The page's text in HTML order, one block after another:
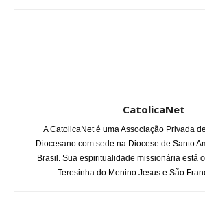
CatolicaNet
A CatolicaNet é uma Associação Privada
Diocesano com sede na Diocese de Santo
Brasil. Sua espiritualidade missionária está
Teresinha do Menino Jesus e São